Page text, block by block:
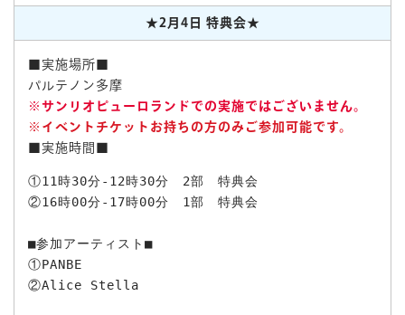
★2月4日 特典会★
■実施場所■
パルテノン多摩
※サンリオピューロランドでの実施ではございません。
※イベントチケットお持ちの方のみご参加可能です。
■実施時間■
①11時30分-12時30分　2部　特典会
②16時00分-17時00分　1部　特典会
■参加アーティスト■
①PANBE
②Alice Stella